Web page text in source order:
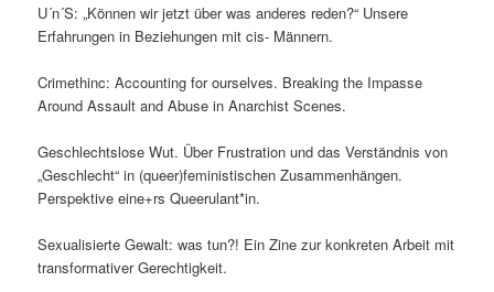
U´n´S: „Können wir jetzt über was anderes reden?“ Unsere
Erfahrungen in Beziehungen mit cis- Männern.
Crimethinc: Accounting for ourselves. Breaking the Impasse
Around Assault and Abuse in Anarchist Scenes.
Geschlechtslose Wut. Über Frustration und das Verständnis von
„Geschlecht“ in (queer)feministischen Zusammenhängen.
Perspektive eine+rs Queerulant*in.
Sexualisierte Gewalt: was tun?! Ein Zine zur konkreten Arbeit mit
transformativer Gerechtigkeit.